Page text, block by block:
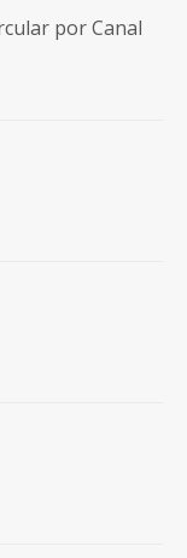
por Canal